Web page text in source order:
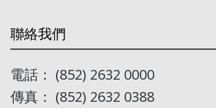
聯絡我們
電話： (852) 2632 0000
傳真： (852) 2632 0388